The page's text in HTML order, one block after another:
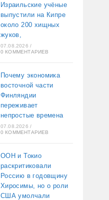
Израильские учёные
выпустили на Кипре
около 200 хищных
жуков,
07.08.2026 /
0 КОММЕНТАРИЕВ
Почему экономика
восточной части
Финляндии
переживает
непростые времена
07.08.2026 /
0 КОММЕНТАРИЕВ
ООН и Токио
раскритиковали
Россию в годовщину
Хиросимы, но о роли
США умолчали